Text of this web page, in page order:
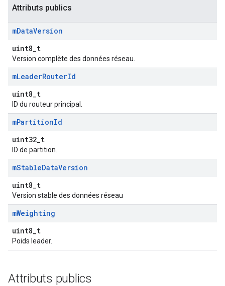
Attributs publics
mDataVersion
uint8_t
Version complète des données réseau.
mLeaderRouterId
uint8_t
ID du routeur principal.
mPartitionId
uint32_t
ID de partition.
mStableDataVersion
uint8_t
Version stable des données réseau
mWeighting
uint8_t
Poids leader.
Attributs publics